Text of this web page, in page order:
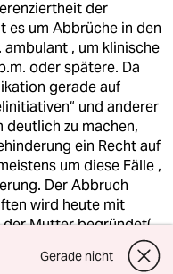
der
es um Abbrüche in den
, um klinische
oder spätere. Da
gerade auf
und anderer
zu machen,
ein Recht auf
um diese Fälle ,
Der Abbruch
wird heute mit
Mutter begründet(
= medizinisch). Auch
bei dieser psychischen
Gerade nicht